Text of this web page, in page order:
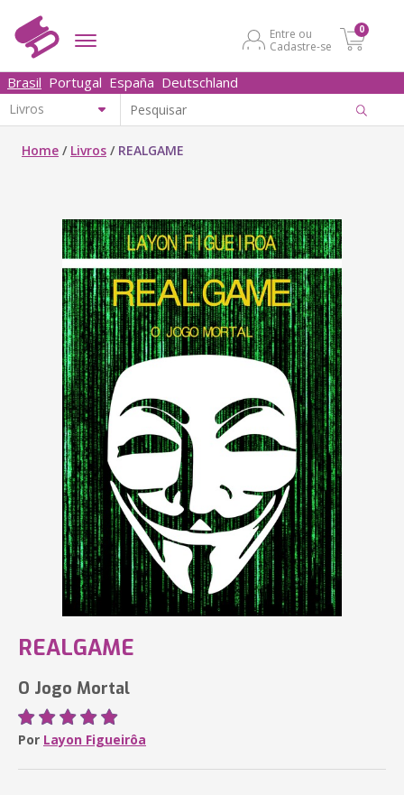
Entre ou
Cadastre-se
0
Brasil Portugal España Deutschland
Home / Livros / REALGAME
REALGAME
O Jogo Mortal
Por Layon Figueirôa